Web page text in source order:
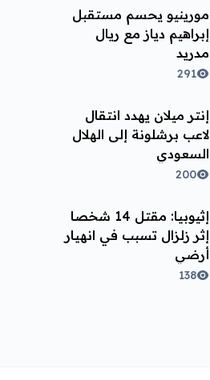
مورينيو يحسم مستقبل
إبراهيم دياز مع ريال
مدريد
291
إنتر ميلان يهدد انتقال
لاعب برشلونة إلى الهلال
السعودي
200
إثيوبيا: مقتل 14 شخصا
إثر زلزال تسبب في انهيار
أرضي
138